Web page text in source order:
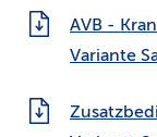
AVB -
Variante